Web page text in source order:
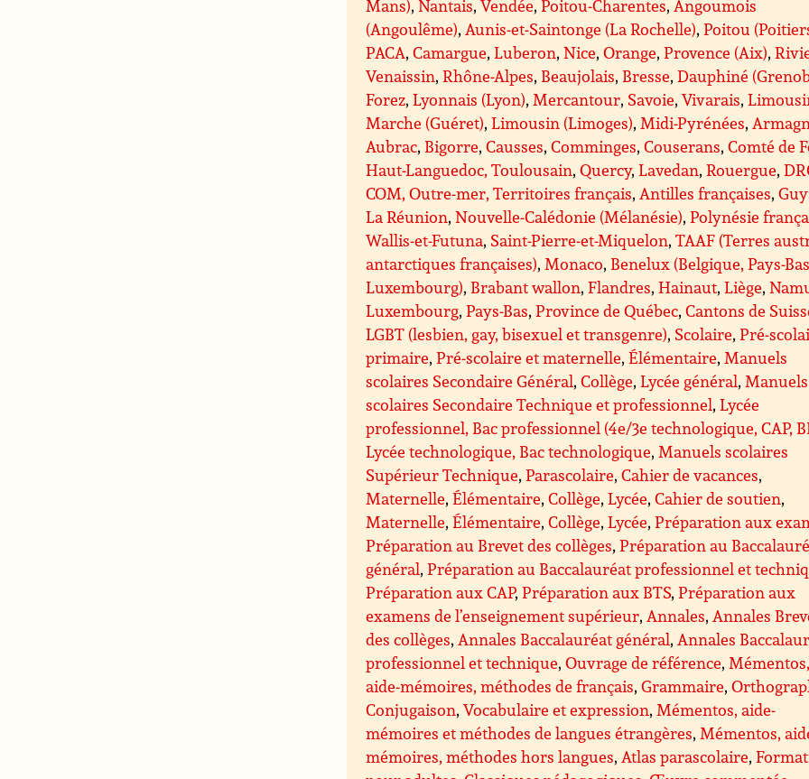
Mans),Nantais,Vendée,Poitou-Charentes, Angoumois
(Angoulême), Aunis-et-Saintonge (La Rochelle),Poitou
PACA,Camargue,Luberon,Nice,Orange,Provence (Aix),
Venaissin,Rhône-Alpes, Beaujolais, Bresse,Dauphiné
Forez,Lyonnais (Lyon), Mercantour, Savoie,Vivarais,
Marche (Guéret),Limousin (Limoges), Midi-Pyrénées,
Aubrac, Bigorre,Causses,Comminges,Couserans,Comté de
Haut-Languedoc, Toulousain,Quercy,Lavedan,Rouergue,
COM, Outre-mer, Territoires français, Antilles françaises,
La Réunion,Nouvelle-Calédonie (Mélanésie),Polynésie
Wallis-et-Futuna, Saint-Pierre-et-Miquelon,TAAF (Terres
antarctiques françaises), Monaco, Benelux (Belgique, Pays-
Luxembourg), Brabant wallon,Flandres,Hainaut,Liège,
Luxembourg,Pays-Bas,Province de Québec,Cantons de
LGBT (lesbien, gay, bisexuel et transgenre), Scolaire,Pré-
primaire,Pré-scolaire et maternelle,Élémentaire, Manuels
scolaires Secondaire Général,Collège,Lycée général, Manuels
scolaires Secondaire Technique et professionnel,Lycée
professionnel, Bac professionnel (4e/3e technologique, CAP,
Lycée technologique, Bac technologique, Manuels scolaires
Supérieur Technique,Parascolaire,Cahier de vacances,
Maternelle,Élémentaire,Collège,Lycée,Cahier de soutien,
Maternelle,Élémentaire,Collège,Lycée,Préparation aux
Préparation au Brevet des collèges,Préparation au
général,Préparation au Baccalauréat professionnel et
Préparation aux CAP,Préparation aux BTS,Préparation aux
examens de l’enseignement supérieur, Annales, Annales
des collèges, Annales Baccalauréat général, Annales
professionnel et technique,Ouvrage de référence,
aide-mémoires, méthodes de français,Grammaire,
Conjugaison,Vocabulaire et expression, Mémentos, aide-
mémoires et méthodes de langues étrangères, Mémentos,
mémoires, méthodes hors langues, Atlas parascolaire,